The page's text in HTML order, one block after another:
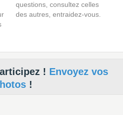
questions, consultez celles
des autres, entraidez-vous.
! Envoyez vos
!